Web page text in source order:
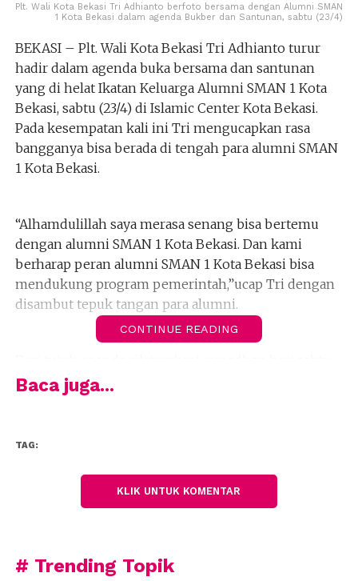
Plt. Wali Kota Bekasi Tri Adhianto berfoto bersama dengan Alumni SMAN
1 Kota Bekasi dalam agenda Bukber dan Santunan, sabtu (23/4)
BEKASI – Plt. Wali Kota Bekasi Tri Adhianto turur
hadir dalam agenda buka bersama dan santunan
yang di helat Ikatan Keluarga Alumni SMAN 1 Kota
Bekasi, sabtu (23/4) di Islamic Center Kota Bekasi.
Pada kesempatan kali ini Tri mengucapkan rasa
bangganya bisa berada di tengah para alumni SMAN
1 Kota Bekasi.
“Alhamdulillah saya merasa senang bisa bertemu
dengan alumni SMAN 1 Kota Bekasi. Dan kami
berharap peran alumni SMAN 1 Kota Bekasi bisa
mendukung program pemerintah,”ucap Tri dengan
disambut tepuk tangan para alumni.
ini, kata Tri dirinya hanya bisa menyambangi dua
titik jelang berbuka puasa ini.
menyambangi Bantargebang dan titik kedua
berbuka puasa bersama dengan alumni SMAN 1 Kota
Sementara itu Ketua umum Ikatan Alumni SMAN 1
CONTINUE READING
Baca juga...
TAG:
KLIK UNTUK KOMENTAR
# Trending Topik